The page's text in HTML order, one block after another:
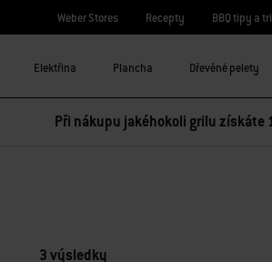
Weber Stores Recepty BBQ tipy a
Elektřina Plancha Dřevěné pelety
Při nákupu jakéhokoli grilu získáte
3 výsledky